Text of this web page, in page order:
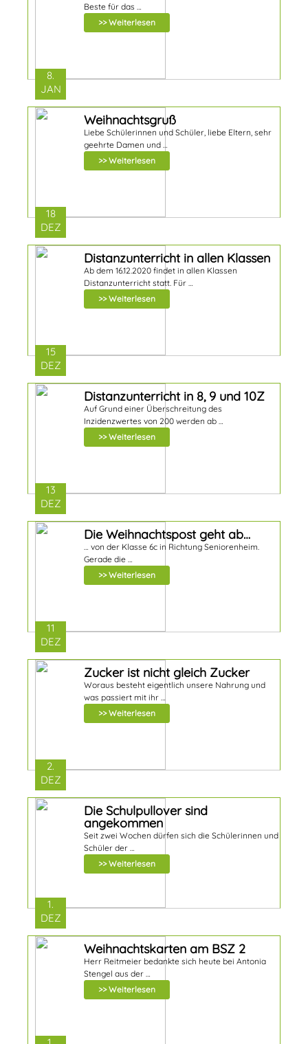
8.
JAN
Beste für das …
>> Weiterlesen
18
DEZ
Weihnachtsgruß
Liebe Schülerinnen und Schüler, liebe Eltern, sehr
geehrte Damen und …
>> Weiterlesen
15
DEZ
Distanzunterricht in allen Klassen
Ab dem 16.12.2020 findet in allen Klassen
Distanzunterricht statt. Für …
>> Weiterlesen
13
DEZ
Distanzunterricht in 8, 9 und 10Z
Auf Grund einer Überschreitung des
Inzidenzwertes von 200 werden ab …
>> Weiterlesen
11
DEZ
Die Weihnachtspost geht ab…
… von der Klasse 6c in Richtung Seniorenheim.
Gerade die …
>> Weiterlesen
2.
DEZ
Zucker ist nicht gleich Zucker
Woraus besteht eigentlich unsere Nahrung und
was passiert mit ihr …
>> Weiterlesen
1.
DEZ
Die Schulpullover sind
angekommen
Seit zwei Wochen dürfen sich die Schülerinnen und
Schüler der …
>> Weiterlesen
Weihnachtskarten am BSZ 2
Herr Reitmeier bedankte sich heute bei Antonia
Stengel aus der …
>> Weiterlesen